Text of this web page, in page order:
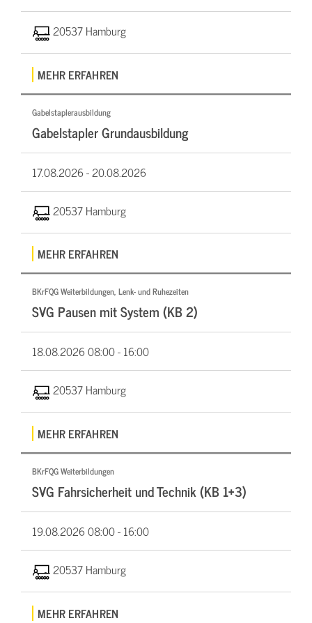
20537 Hamburg
MEHR ERFAHREN
Gabelstaplerausbildung
Gabelstapler Grundausbildung
17.08.2026 -20.08.2026
20537 Hamburg
MEHR ERFAHREN
BKrFQG Weiterbildungen, Lenk- und Ruhezeiten
SVG Pausen mit System (KB 2)
18.08.202608:00 - 16:00
20537 Hamburg
MEHR ERFAHREN
BKrFQG Weiterbildungen
SVG Fahrsicherheit und Technik (KB 1+3)
19.08.202608:00 - 16:00
20537 Hamburg
MEHR ERFAHREN